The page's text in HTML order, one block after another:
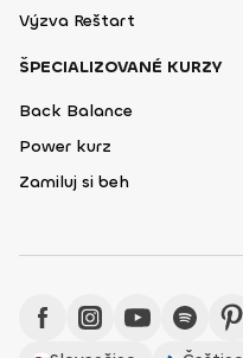
Výzva Reštart
ŠPECIALIZOVANÉ KURZY
Back Balance
Power kurz
Zamiluj si beh